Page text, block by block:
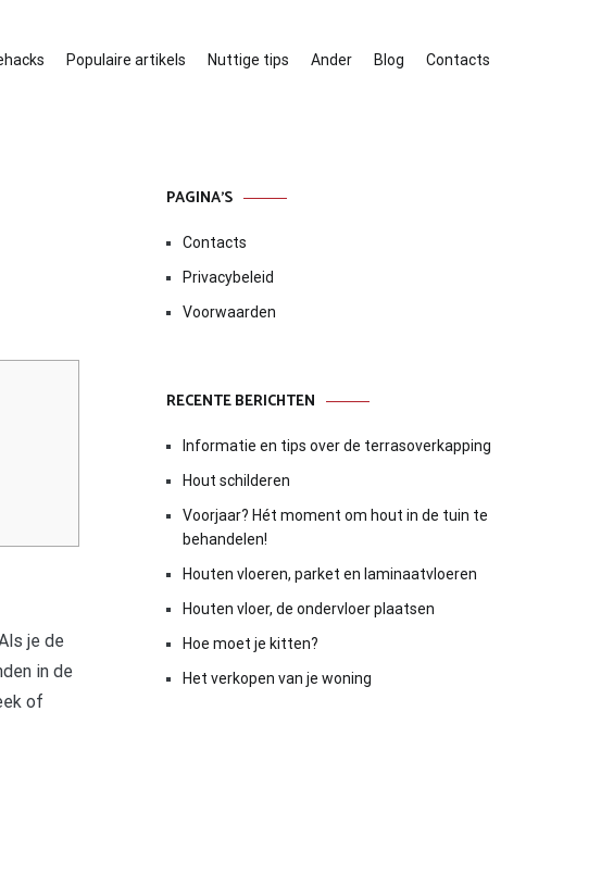
Populaire artikels Nuttige tips Ander Blog Contacts
je de
in de
of
PAGINA’S
Contacts
Privacybeleid
Voorwaarden
RECENTE BERICHTEN
Informatie en tips over de terrasoverkapping
Hout schilderen
Voorjaar? Hét moment om hout in de tuin te
behandelen!
Houten vloeren, parket en laminaatvloeren
Houten vloer, de ondervloer plaatsen
Hoe moet je kitten?
Het verkopen van je woning